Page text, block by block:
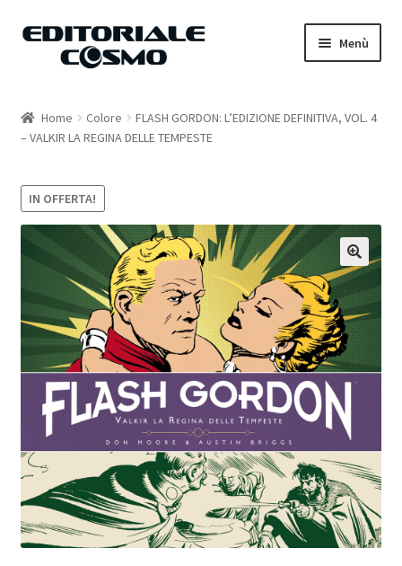
Vai
Vai
Menù
Catalogo
Carrello
Il mio account
Home Colore
FLASH GORDON: L’EDIZIONE DEFINITIVA, VOL. 4
– VALKIR LA REGINA DELLE TEMPESTE
IN OFFERTA!